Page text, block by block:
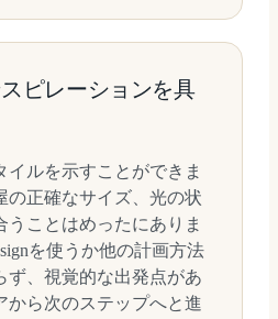
ピレーションを具
イルを示すことができま
の正確なサイズ、光の状
うことはめったにありま
を使うか他の計画方法
ず、視覚的な出発点があ
から次のステップへと進